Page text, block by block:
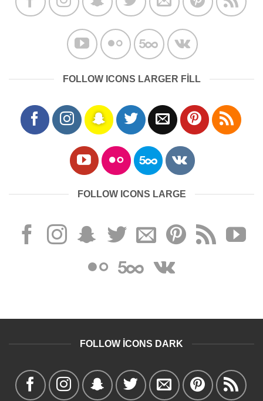
FOLLOW ICONS LARGER FILL
FOLLOW ICONS LARGE
FOLLOW ICONS DARK